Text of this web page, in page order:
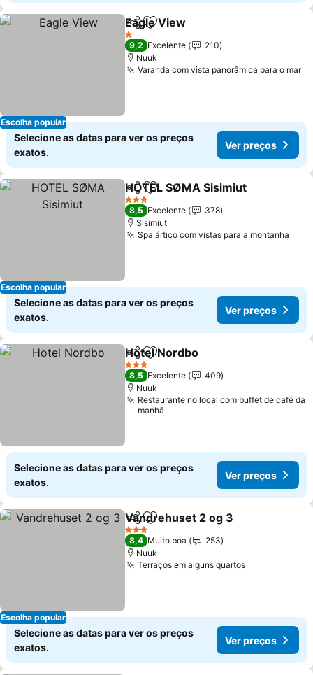
Escolha popular
PartilharAdicionar aos favoritos
Eagle View
1 Estrelas
9,2 Excelente
210
Nuuk
Varanda com vista panorâmica para o mar
Selecione as datas para ver os preços
exatos.
Ver preços
Escolha popular
PartilharAdicionar aos favoritos
HOTEL SØMA Sisimiut
3 Estrelas
8,5 Excelente
378
Sisimiut
Spa ártico com vistas para a montanha
Selecione as datas para ver os preços
exatos.
Ver preços
PartilharAdicionar aos favoritos
Hotel Nordbo
3 Estrelas
8,5 Excelente
409
Nuuk
Restaurante no local com buffet de café da
manhã
Selecione as datas para ver os preços
exatos.
Ver preços
Escolha popular
PartilharAdicionar aos favoritos
Vandrehuset 2 og 3
3 Estrelas
8,4 Muito boa
253
Nuuk
Terraços em alguns quartosVer preços
Selecione as datas para ver os preços
exatos.
Ver preços